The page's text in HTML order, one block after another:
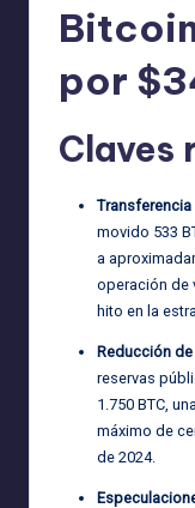
por
Claves
movido 533
a
operación de
hito en la
Reducción
reservas
1.750 BTC,
máximo de
de 2024.